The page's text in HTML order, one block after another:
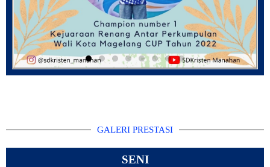
GALERI PRESTASI
SENI